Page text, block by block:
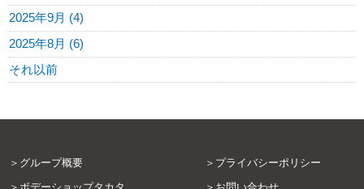
2025年9月 (4)
2025年8月 (6)
それ以前
グループ概要
プライバシーポリシー